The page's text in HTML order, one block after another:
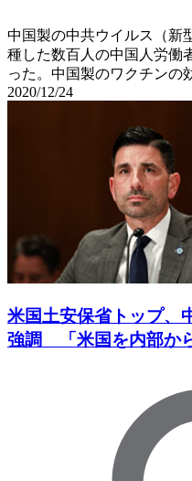
中国製の中共ウイルス（新
種した数百人の中国人労働
った。中国製のワクチンの
2020/12/24
米国土安保省トップ、
強調 「米国を内部か